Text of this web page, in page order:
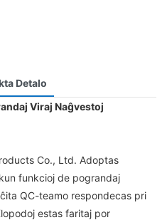
Detalo
Viraj Naĝvestoj
Co., Ltd. Adoptas
funkcioj de pograndaj
QC-teamo respondecas pri
estas faritaj por